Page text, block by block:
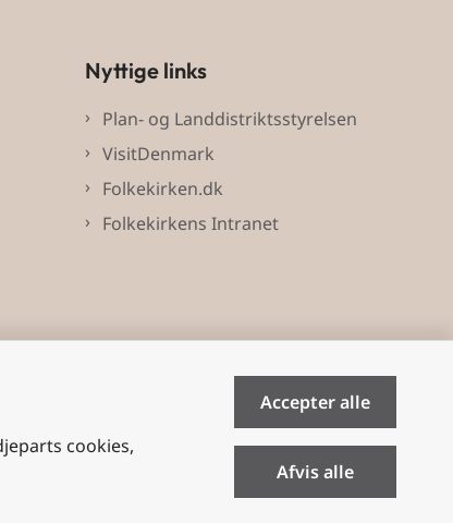
Nyttige links
Plan- og Landdistriktsstyrelsen
VisitDenmark
Folkekirken.dk
Folkekirkens Intranet
cookies,
Accepter alle
Afvis alle